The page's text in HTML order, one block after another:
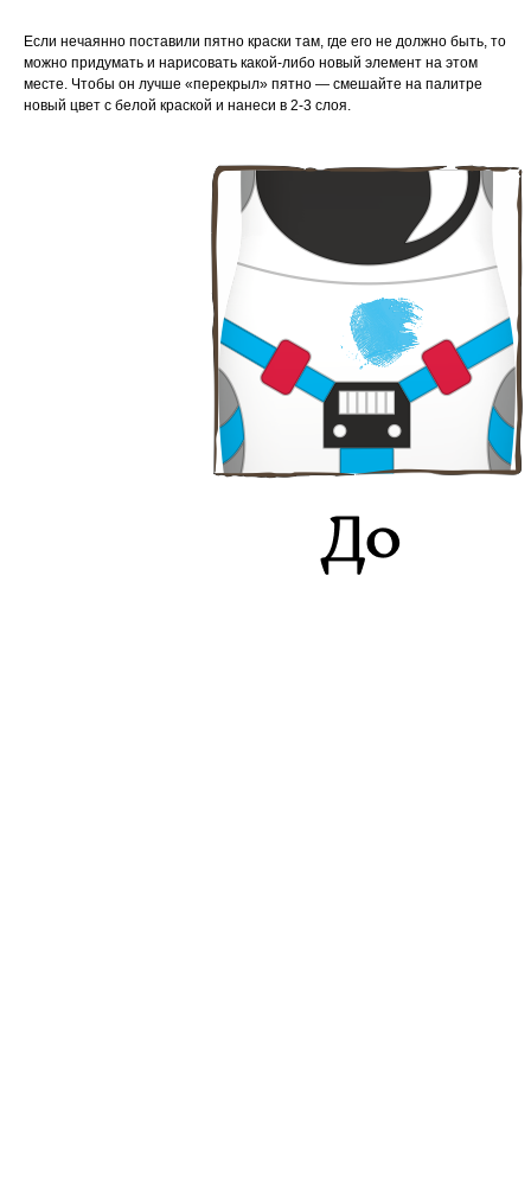
Если нечаянно поставили пятно краски там, где его не должно быть, то
можно придумать и нарисовать какой-либо новый элемент на этом
месте. Чтобы он лучше «перекрыл» пятно — смешайте на палитре
новый цвет с белой краской и нанеси в 2-3 слоя.